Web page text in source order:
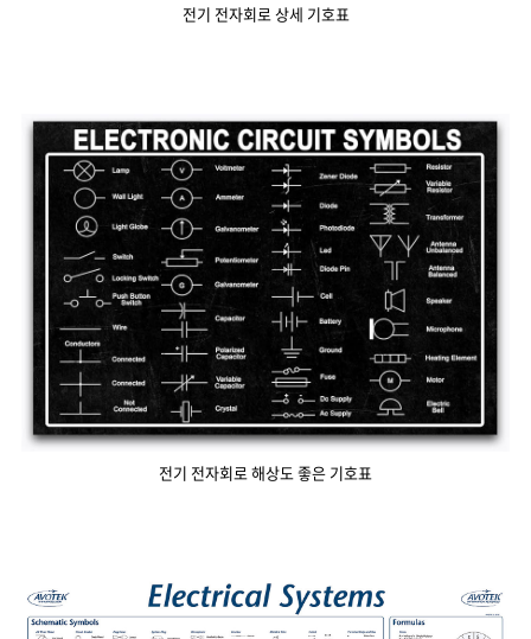
전기 전자회로 상세 기호표
전기 전자회로 해상도 좋은 기호표